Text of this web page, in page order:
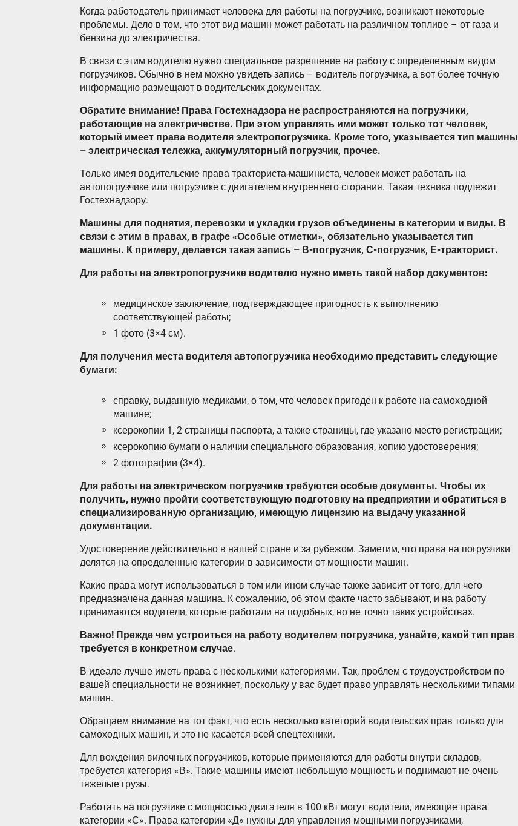
Когда работодатель принимает человека для работы на погрузчике, возникают некоторые
проблемы. Дело в том, что этот вид машин может работать на различном топливе – от газа и
бензина до электричества.
В связи с этим водителю нужно специальное разрешение на работу с определенным видом
погрузчиков. Обычно в нем можно увидеть запись – водитель погрузчика, а вот более точную
информацию размещают в водительских документах.
Обратите внимание! Права Гостехнадзора не распространяются на погрузчики,
работающие на электричестве. При этом управлять ими может только тот человек,
который имеет права водителя электропогрузчика. Кроме того, указывается тип машины
– электрическая тележка, аккумуляторный погрузчик, прочее.
Только имея водительские права тракториста-машиниста, человек может работать на
автопогрузчике или погрузчике с двигателем внутреннего сгорания. Такая техника подлежит
Гостехнадзору.
Машины для поднятия, перевозки и укладки грузов объединены в категории и виды. В
связи с этим в правах, в графе «Особые отметки», обязательно указывается тип
машины. К примеру, делается такая запись – В-погрузчик, С-погрузчик, Е-тракторист.
Для работы на электропогрузчике водителю нужно иметь такой набор документов:
медицинское заключение, подтверждающее пригодность к выполнению
соответствующей работы;
1 фото (3×4 см).
Для получения места водителя автопогрузчика необходимо представить следующие
бумаги:
справку, выданную медиками, о том, что человек пригоден к работе на самоходной
машине;
ксерокопии 1, 2 страницы паспорта, а также страницы, где указано место регистрации;
ксерокопию бумаги о наличии специального образования, копию удостоверения;
2 фотографии (3×4).
Для работы на электрическом погрузчике требуются особые документы. Чтобы их
получить, нужно пройти соответствующую подготовку на предприятии и обратиться в
специализированную организацию, имеющую лицензию на выдачу указанной
документации.
Удостоверение действительно в нашей стране и за рубежом. Заметим, что права на погрузчики
делятся на определенные категории в зависимости от мощности машин.
Какие права могут использоваться в том или ином случае также зависит от того, для чего
предназначена данная машина. К сожалению, об этом факте часто забывают, и на работу
принимаются водители, которые работали на подобных, но не точно таких устройствах.
Важно! Прежде чем устроиться на работу водителем погрузчика, узнайте, какой тип прав
требуется в конкретном случае.
В идеале лучше иметь права с несколькими категориями. Так, проблем с трудоустройством по
вашей специальности не возникнет, поскольку у вас будет право управлять несколькими типами
машин.
Обращаем внимание на тот факт, что есть несколько категорий водительских прав только для
самоходных машин, и это не касается всей спецтехники.
Для вождения вилочных погрузчиков, которые применяются для работы внутри складов,
требуется категория «В». Такие машины имеют небольшую мощность и поднимают не очень
тяжелые грузы.
Работать на погрузчике с мощностью двигателя в 100 кВт могут водители, имеющие права
категории «С». Права категории «Д» нужны для управления мощными погрузчиками,